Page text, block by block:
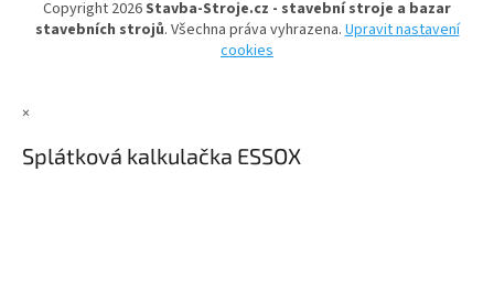
p
r
v
ý
p
Copyright 2026Stavba-Stroje.cz - stavební stroje a bazar
stavebních strojů. Všechna práva vyhrazena.Upravit nastavení
cookies
×
Splátková kalkulačka ESSOX